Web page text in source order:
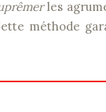
les
méthode